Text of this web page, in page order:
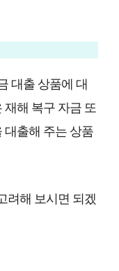
대출 상품에 대
해 복구 자금 또
대출해 주는 상품
려해 보시면 되겠